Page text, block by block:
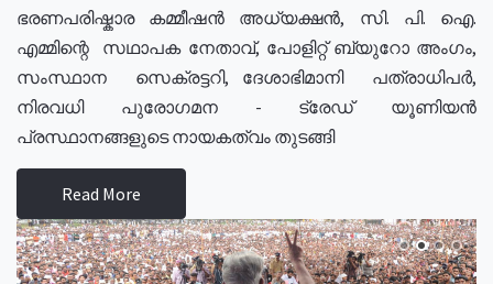
ഭരണപരിഷ്കാര കമ്മീഷൻ അധ്യക്ഷൻ, സി. പി. ഐ.
എമ്മിന്റെ സഥാപക നേതാവ്, പോളിറ്റ് ബ്യുറോ അംഗം,
സംസ്ഥാന സെക്രട്ടറി, ദേശാഭിമാനി പത്രാധിപർ,
നിരവധി പുരോഗമന - ട്രേഡ് യൂണിയൻ
പ്രസ്ഥാനങ്ങളുടെ നായകത്വം തുടങ്ങി
Read More